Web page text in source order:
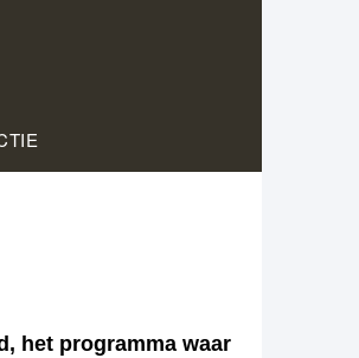
het programma waar